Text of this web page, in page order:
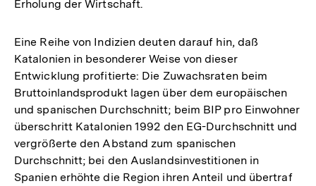
Erholung der Wirtschaft.
Eine Reihe von Indizien deuten darauf hin, daß
Katalonien in besonderer Weise von dieser
Entwicklung profitierte: Die Zuwachsraten beim
Bruttoinlandsprodukt lagen über dem europäischen
und spanischen Durchschnitt; beim BIP pro Einwohner
überschritt Katalonien 1992 den EG-Durchschnitt und
vergrößerte den Abstand zum spanischen
Durchschnitt; bei den Auslandsinvestitionen in
Spanien erhöhte die Region ihren Anteil und übertraf